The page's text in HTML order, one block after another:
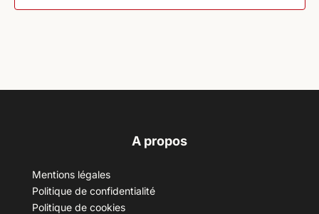
A propos
Mentions légales
Politique de confidentialité
Politique de cookies